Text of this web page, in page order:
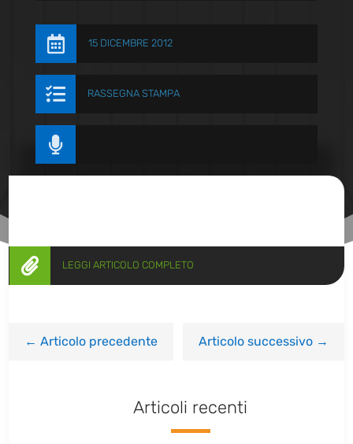
 15 DICEMBRE 2012
 RASSEGNA STAMPA

 LEGGI ARTICOLO COMPLETO
←Articolo precedente Articolo successivo→
Articoli recenti